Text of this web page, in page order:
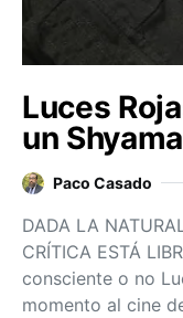
Luces
un
Paco Casado
DADA LA
CRÍTICA ESTÁ
consciente o no
momento al cine